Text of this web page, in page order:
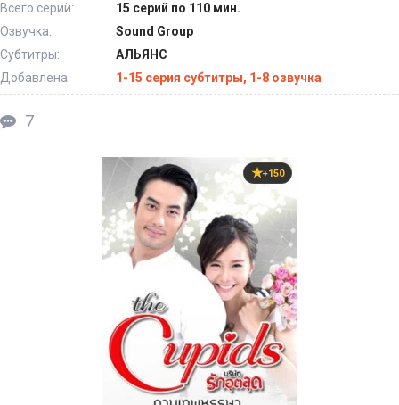
Всего серий:
15 серий по 110 мин.
Озвучка:
Sound Group
Субтитры:
АЛЬЯНС
Добавлена:
1-15 серия субтитры, 1-8 озвучка
7
+150